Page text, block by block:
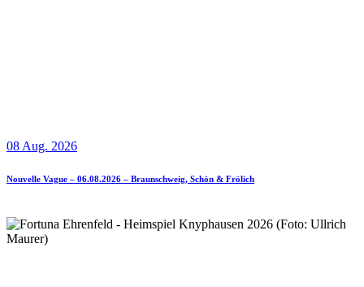
08 Aug. 2026
Nouvelle Vague – 06.08.2026 – Braunschweig, Schön & Frölich